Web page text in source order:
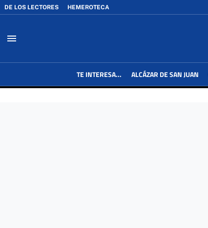
DE LOS LECTORES HEMEROTECA
menu
TE INTERESA... ALCÁZAR DE SAN JUAN